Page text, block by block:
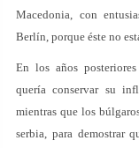
Macedonia, con
Berlín, porque éste no
En los años
quería conservar su
mientras que los
serbia, para demostrar